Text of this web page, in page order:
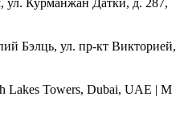
ул. Курманжан Датки, д. 287,
Бэлць, ул. пр-кт Викторией,
Lakes Towers, Dubai, UAE | М